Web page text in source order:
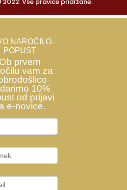
NAROČILO-
POPUST
Ob prvem
vam za
10%
od prijavi
e-novice.